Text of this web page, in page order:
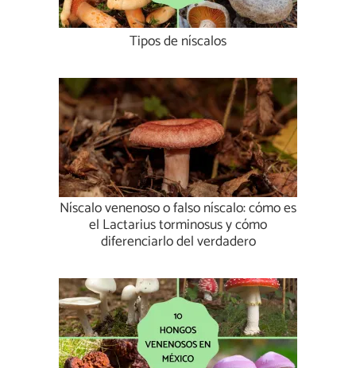
Tipos de níscalos
Níscalo venenoso o falso níscalo: cómo es
el Lactarius torminosus y cómo
diferenciarlo del verdadero